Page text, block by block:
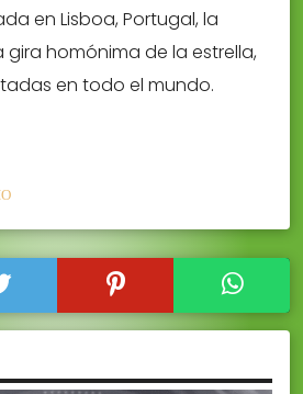
en Lisboa, Portugal, la
homónima de la estrella,
en todo el mundo.